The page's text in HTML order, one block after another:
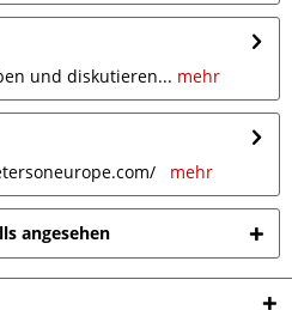
und diskutieren... mehr
mehr
angesehen